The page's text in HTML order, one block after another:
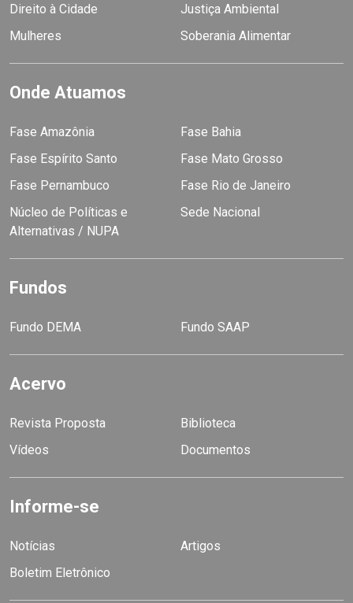
Direito à Cidade
Justiça Ambiental
Mulheres
Soberania Alimentar
Onde Atuamos
Fase Amazônia
Fase Bahia
Fase Espírito Santo
Fase Mato Grosso
Fase Pernambuco
Fase Rio de Janeiro
Núcleo de Políticas e
Alternativas / NUPA
Sede Nacional
Fundos
Fundo DEMA Fundo SAAP
Acervo
Revista Proposta
Biblioteca
Vídeos
Documentos
Informe-se
Notícias
Artigos
Boletim Eletrônico